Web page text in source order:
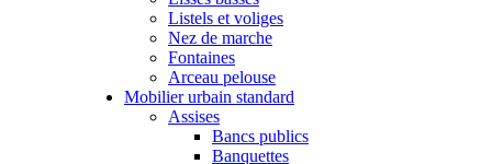
Listels et voliges
Nez de marche
Fontaines
Arceau pelouse
Mobilier urbain standard
Assises
Bancs publics
Banquettes